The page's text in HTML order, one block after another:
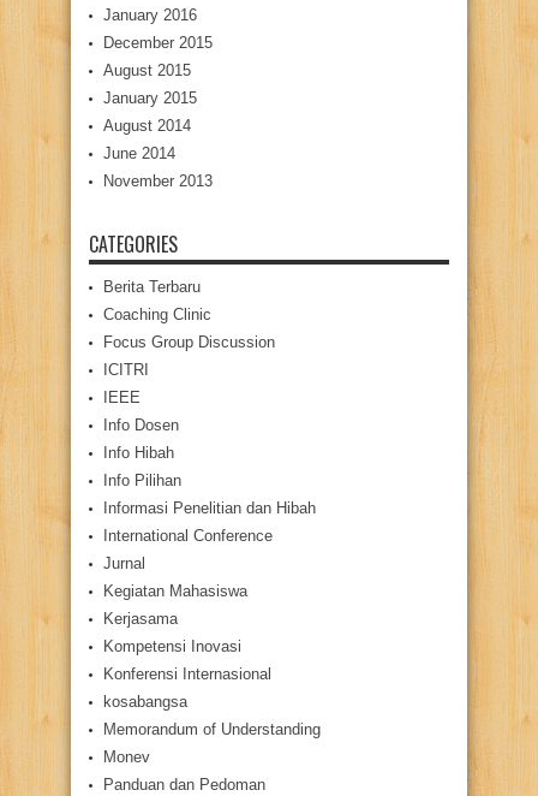
January 2016
December 2015
August 2015
January 2015
August 2014
June 2014
November 2013
CATEGORIES
Berita Terbaru
Coaching Clinic
Focus Group Discussion
ICITRI
IEEE
Info Dosen
Info Hibah
Info Pilihan
Informasi Penelitian dan Hibah
International Conference
Jurnal
Kegiatan Mahasiswa
Kerjasama
Kompetensi Inovasi
Konferensi Internasional
kosabangsa
Memorandum of Understanding
Monev
Panduan dan Pedoman